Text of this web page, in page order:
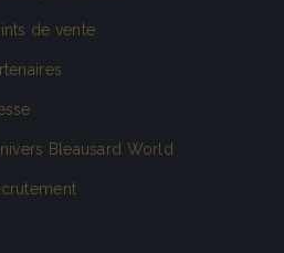
de vente
Bleausard World